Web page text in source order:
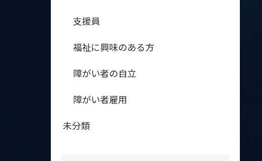
支援員
福祉に興味のある方
障がい者の自立
障がい者雇用
未分類